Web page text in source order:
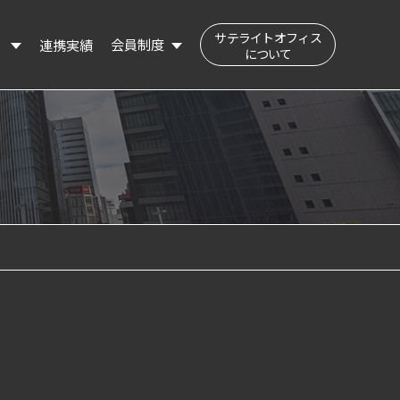
連携実績 会員制度
公民交流フィールド（会員登録はこちら）
登録会員の検索
登録情報の変更
サテライトオフィス
について